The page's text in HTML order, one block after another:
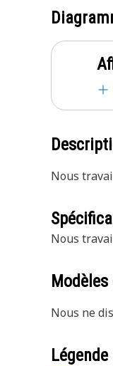
Nous
Nous
Nous ne
Légende